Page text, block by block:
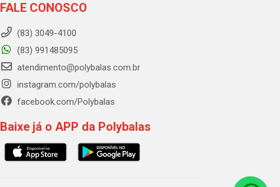
FALE CONOSCO
(83) 3049-4100
(83) 991485095
atendimento@polybalas.com.br
instagram.com/polybalas
facebook.com/Polybalas
Baixe já o APP da Polybalas